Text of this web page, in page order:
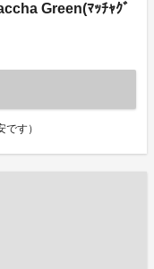
Green(ﾏｯﾁｬｸﾞ
す）